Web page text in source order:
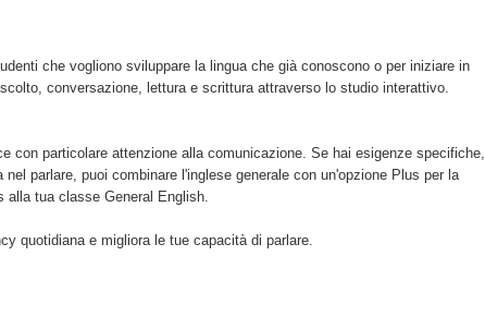
che vogliono sviluppare la lingua che già conoscono o per iniziare in
conversazione, lettura e scrittura attraverso lo studio interattivo.
con particolare attenzione alla comunicazione. Se hai esigenze specifiche,
parlare, puoi combinare l'inglese generale con un'opzione Plus per la
alla tua classe General English.
quotidiana e migliora le tue capacità di parlare.